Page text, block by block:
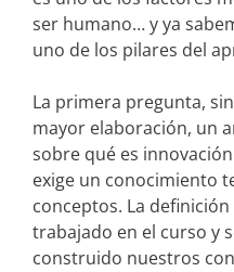
ser humano… y ya
uno de los pilares del
La primera pregunta,
mayor elaboración, un
sobre qué es
exige un conocimiento
conceptos. La
trabajado en el curso y
construido nuestros